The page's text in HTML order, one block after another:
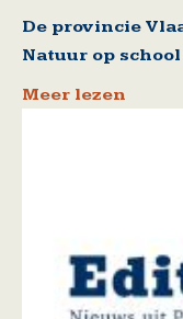
De provincie
Natuur op school
Meer lezen